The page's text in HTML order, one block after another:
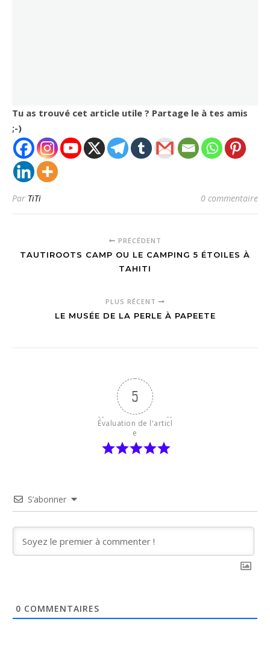
Tu as trouvé cet article utile ? Partage le à tes amis
;-)
Par TiTi 0 commentaire
PRÉCÉDENT
TAUTIROOTS CAMP OU LE CAMPING 5 ÉTOILES À
TAHITI
PLUS RÉCENT
LE MUSÉE DE LA PERLE À PAPEETE
5
Évaluation de l'articl
e
S’abonner
0 COMMENTAIRES